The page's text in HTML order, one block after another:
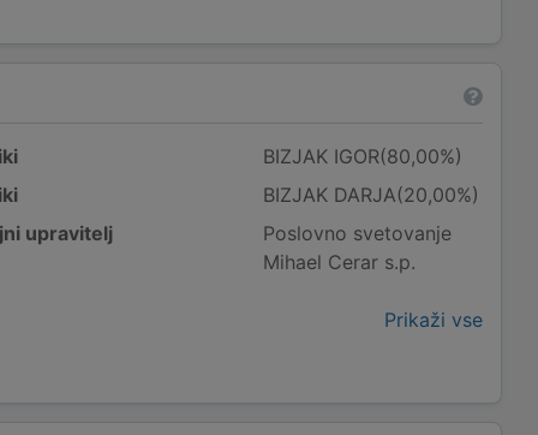
BIZJAK IGOR(80,00%)
BIZJAK DARJA(20,00%)
upravitelj
Poslovno svetovanje
Mihael Cerar s.p.
Prikaži vse